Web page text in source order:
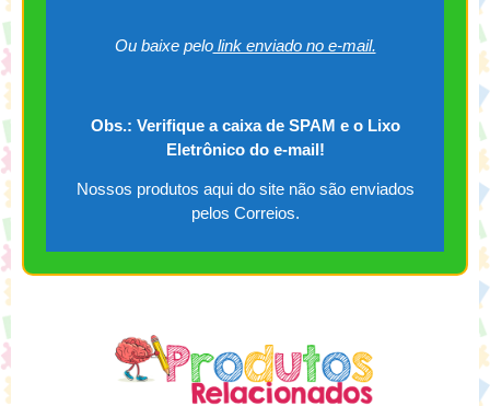
Ou baixe pelolink enviado no e-mail.
Obs.: Verifique a caixa de SPAM e o Lixo
Eletrônico do e-mail!
Nossos produtos aqui do site não são enviados
pelos Correios.